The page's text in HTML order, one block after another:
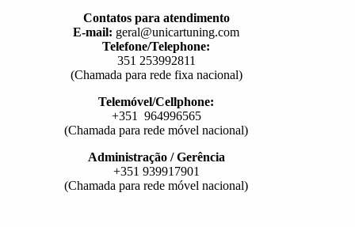
Contatos para atendimento
E-mail: geral@unicartuning.com
Telefone/Telephone:
351 253992811
(Chamada para rede fixa nacional)
Telemóvel/Cellphone:
+351 964996565
(Chamada para rede móvel nacional)
Administração / Gerência
+351 939917901
(Chamada para rede móvel nacional)